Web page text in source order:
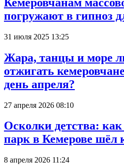
погружают в гипноз
31 июля 2025 13:25
Жара, танцы и море
отжигать
день апреля?
27 апреля 2026 08:10
Осколки детства:
парк в Кемерове шёл
8 апреля 2026 11:24